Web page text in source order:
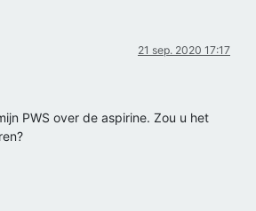
21 sep. 2020 17:17
PWS over de aspirine. Zou u het